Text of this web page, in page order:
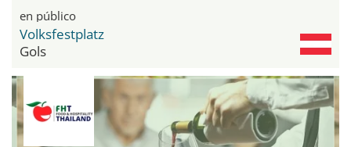
en público
Volksfestplatz
Gols